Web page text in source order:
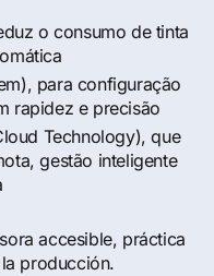
o consumo de tinta
para configuração
rapidez e precisão
Technology), que
gestão inteligente
accesible, práctica
producción.